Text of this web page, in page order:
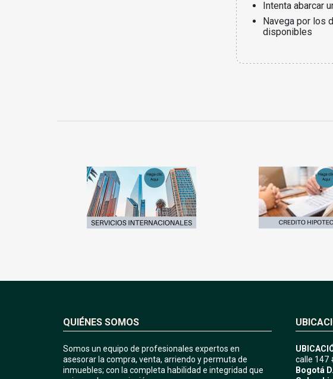
Intenta abarcar
Navega por los
disponibles
QUIÉNES SOMOS
Somos un equipo de profesionales expertos en
asesorar la compra, venta, arriendo y permuta de
inmuebles; con la completa habilidad e integridad que
calle 147
Bogotá